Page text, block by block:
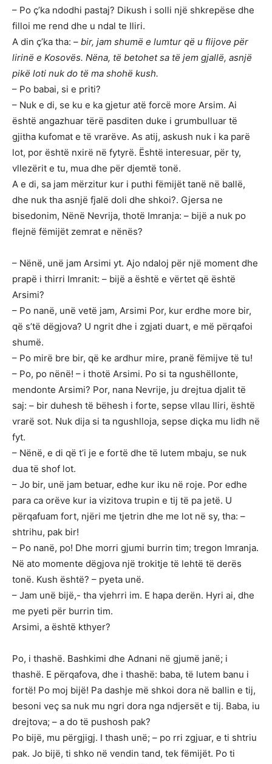
– Po ç’ka ndodhi pastaj? Dikush i solli një shkrepëse dhe
filloi me rend dhe u ndal te Iliri.
A din ç’ka tha: – bir, jam shumë e lumtur që u flijove për
lirinë e Kosovës. Nëna, të betohet sa të jem gjallë, asnjë
pikë loti nuk do të ma shohë kush.
– Po babai, si e priti?
– Nuk e di, se ku e ka gjetur atë forcë more Arsim. Ai
është angazhuar tërë pasditen duke i grumbulluar të
gjitha kufomat e të vrarëve. As atij, askush nuk i ka parë
lot, por është nxirë në fytyrë. Është interesuar, për ty,
vllezërit e tu, mua dhe për djemtë tonë.
A e di, sa jam mërzitur kur i puthi fëmijët tanë në ballë,
dhe nuk tha asnjë fjalë doli dhe shkoi?. Gjersa ne
bisedonim, Nënë Nevrija, thotë Imranja: – bijë a nuk po
flejnë fëmijët zemrat e nënës?
– Nënë, unë jam Arsimi yt. Ajo ndaloj për një moment dhe
prapë i thirri Imranit: – bijë a është e vërtet që është
Arsimi?
– Po nanë, unë vetë jam, Arsimi Por, kur erdhe more bir,
që s’të dëgjova? U ngrit dhe i zgjati duart, e më përqafoi
shumë.
– Po mirë bre bir, që ke ardhur mire, pranë fëmijve të tu!
– Po, po nënë! – i thotë Arsimi. Po si ta ngushëllonte,
mendonte Arsimi? Por, nana Nevrije, ju drejtua djalit të
saj: – bir duhesh të bëhesh i forte, sepse vllau Iliri, është
vrarë sot. Nuk dija si ta ngushlloja, sepse diçka mu lidh në
fyt.
– Nënë, e di që t’i je e fortë dhe të lutem mbaju, se nuk
dua të shof lot.
– Jo bir, unë jam betuar, edhe kur iku në roje. Por edhe
para ca orëve kur ia vizitova trupin e tij të pa jetë. U
përqafuam fort, njëri me tjetrin dhe me lot në sy, tha: –
shtrihu, pak bir!
– Po nanë, po! Dhe morri gjumi burrin tim; tregon Imranja.
Në ato momente dëgjova një trokitje të lehtë të derës
tonë. Kush është? – pyeta unë.
– Jam unë bijë,- tha vjehrri im. E hapa derën. Hyri ai, dhe
me pyeti për burrin tim.
Arsimi, a është kthyer?
Po, i thashë. Bashkimi dhe Adnani në gjumë janë; i
thashë. E përqafova, dhe i thashë: baba, të lutem banu i
fortë! Po moj bijë! Pa dashje më shkoi dora në ballin e tij,
besoni veç sa nuk mu ngri dora nga ndjersët e tij. Baba, iu
drejtova; – a do të pushosh pak?
Po bijë, mu përgjigj. I thash unë; – po rri zgjuar, e ti shtriu
pak. Jo bijë, ti shko në vendin tand, tek fëmijët. Po ti